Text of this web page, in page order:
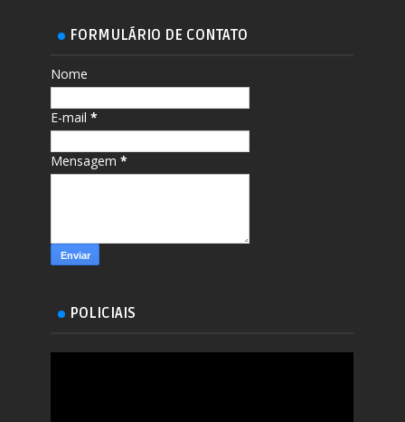
FORMULÁRIO DE CONTATO
Nome
E-mail*
Mensagem*
POLICIAIS